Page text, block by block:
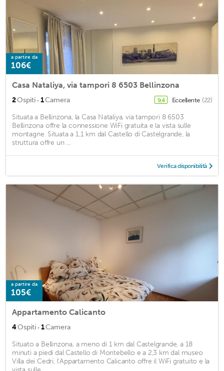
a partire da
106€
Casa Nataliya, via tampori 8 6503 Bellinzona
2Ospiti · 1Camera 9,4 Eccellente (22)
Situata a Bellinzona, la Casa Nataliya, via tampori 8 6503
Bellinzona offre la connessione WiFi gratuita e la vista sulle
montagne. Situata a 1,1 km dal Castello di Castelgrande, la
struttura offre un ...
Verifica disponibilità
a partire da
105€
Appartamento Calicanto
4Ospiti · 1Camera
Situato a Bellinzona, a meno di 1 km dal Castelgrande, a 18
minuti a piedi dal Castello di Montebello e a 2,3 km dal museo
Villa dei Cedri, l’Appartamento Calicanto offre il WiFi gratuito e la